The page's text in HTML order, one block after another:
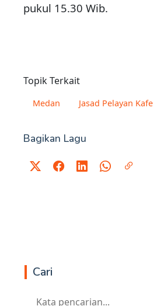
pukul 15.30 Wib.
Topik Terkait
Medan Jasad Pelayan Kafe
Bagikan Lagu
Cari